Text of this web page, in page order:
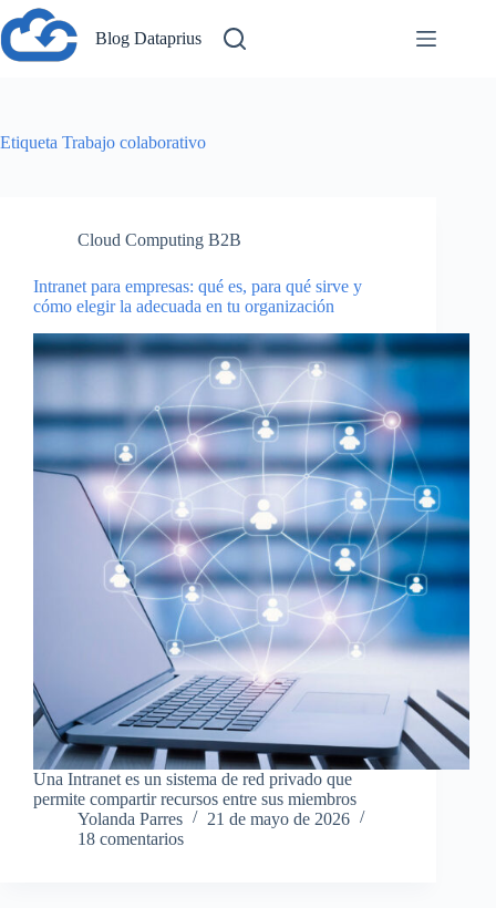
Saltar
al
contenido
Blog Dataprius
Etiqueta Trabajo colaborativo
Cloud Computing B2B
Intranet para empresas: qué es, para qué sirve y
cómo elegir la adecuada en tu organización
Una Intranet es un sistema de red privado que
permite compartir recursos entre sus miembros
Yolanda Parres
21 de mayo de 2026
18 comentarios